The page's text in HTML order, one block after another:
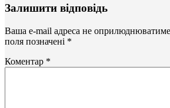
Залишити відповідь
Ваша e-mail адреса не
поля позначені *
Коментар *